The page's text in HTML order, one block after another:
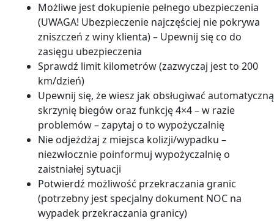
Możliwe jest dokupienie pełnego ubezpieczenia
(UWAGA! Ubezpieczenie najczęściej nie pokrywa
zniszczeń z winy klienta) – Upewnij się co do
zasięgu ubezpieczenia
Sprawdź limit kilometrów (zazwyczaj jest to 200
km/dzień)
Upewnij się, że wiesz jak obsługiwać automatyczną
skrzynię biegów oraz funkcję 4×4 – w razie
problemów – zapytaj o to wypożyczalnię
Nie odjeżdżaj z miejsca kolizji/wypadku –
niezwłocznie poinformuj wypożyczalnię o
zaistniałej sytuacji
Potwierdź możliwość przekraczania granic
(potrzebny jest specjalny dokument NOC na
wypadek przekraczania granicy)